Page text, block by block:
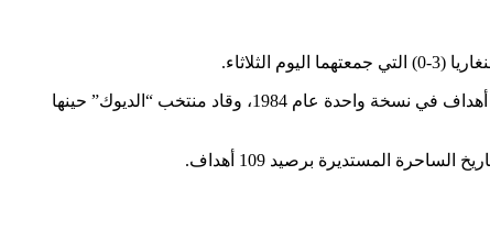
وبهدفيه اليوم، أصبح رصيد رونالدو 11 هدفا في بطولات أمم أوروبا ليفك شراكته مع الأسطورة الفرنسي المعتزل ميشيل بلاتيني، الذي أحرز 9 أهداف في نسخة واحدة عام 1984، وقاد منتخب “الديوك” حينها